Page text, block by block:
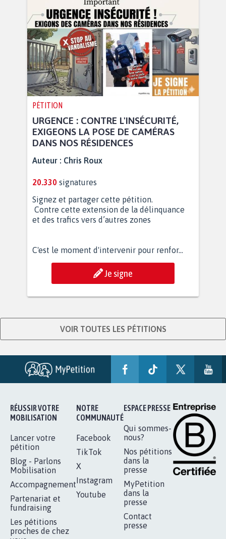
PÉTITION
URGENCE : CONTRE L'INSÉCURITÉ,
EXIGEONS LA POSE DE CAMÉRAS
DANS NOS RÉSIDENCES
Auteur : Chris Roux
20.330 signatures
Signez et partager cette pétition.
Contre cette extension de la délinquance
et des trafics vers d’autres zones
C'est le moment d'intervenir pour renfor...
Je signe
VOIR TOUTES LES PÉTITIONS
RÉUSSIR VOTRE
MOBILISATION
Lancer votre
pétition
Blog - Parlons
Mobilisation
Accompagnement
Partenariat et
fundraising
Les pétitions
proches de chez
NOTRE
COMMUNAUTÉ
Facebook
TikTok
X
Instagram
Youtube
ESPACE PRESSE
Qui sommes-
nous?
Nos pétitions
dans la
presse
MyPetition
dans la
presse
Contact
presse